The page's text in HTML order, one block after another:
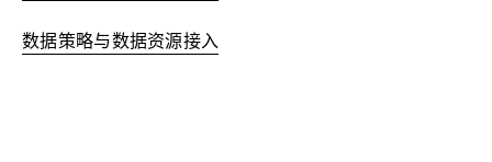
数据策略与数据资源接入